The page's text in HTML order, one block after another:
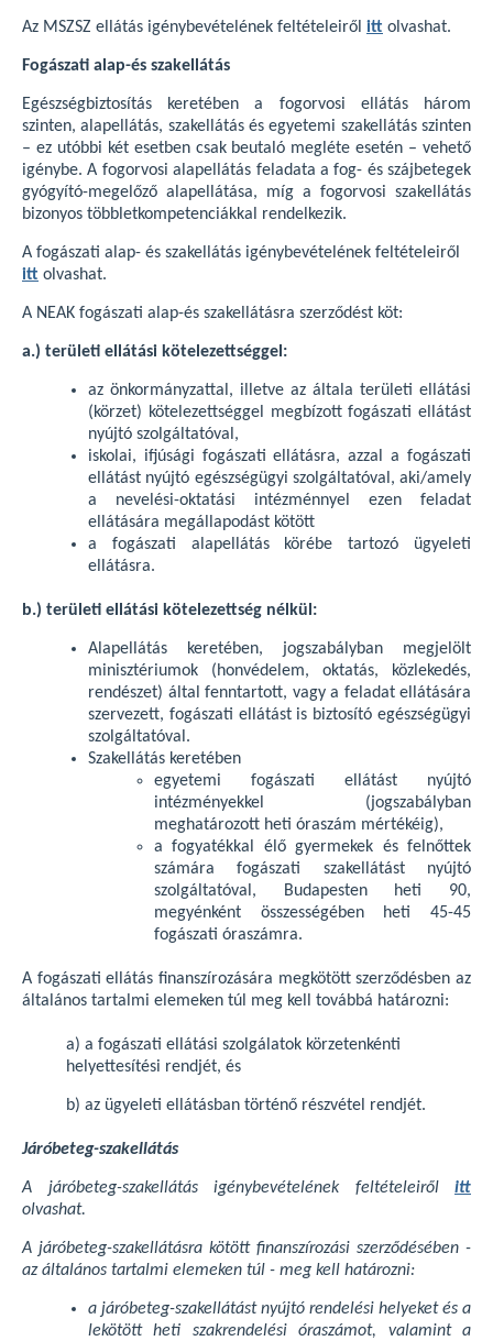
Az MSZSZ ellátás igénybevételének feltételeiről itt olvashat.
Fogászati alap-és szakellátás
Egészségbiztosítás keretében a fogorvosi ellátás három
szinten, alapellátás, szakellátás és egyetemi szakellátás szinten
– ez utóbbi két esetben csak beutaló megléte esetén – vehető
igénybe. A fogorvosi alapellátás feladata a fog- és szájbetegek
gyógyító-megelőző alapellátása, míg a fogorvosi szakellátás
bizonyos többletkompetenciákkal rendelkezik.
A fogászati alap- és szakellátás igénybevételének feltételeiről
itt olvashat.
A NEAK fogászati alap-és szakellátásra szerződést köt:
a.) területi ellátási kötelezettséggel:
az önkormányzattal, illetve az általa területi ellátási
(körzet) kötelezettséggel megbízott fogászati ellátást
nyújtó szolgáltatóval,
iskolai, ifjúsági fogászati ellátásra, azzal a fogászati
ellátást nyújtó egészségügyi szolgáltatóval, aki/amely
a nevelési-oktatási intézménnyel ezen feladat
ellátására megállapodást kötött
a fogászati alapellátás körébe tartozó ügyeleti
ellátásra.
b.) területi ellátási kötelezettség nélkül:
Alapellátás keretében, jogszabályban megjelölt
minisztériumok (honvédelem, oktatás, közlekedés,
rendészet) által fenntartott, vagy a feladat ellátására
szervezett, fogászati ellátást is biztosító egészségügyi
szolgáltatóval.
Szakellátás keretében
egyetemi fogászati ellátást nyújtó
intézményekkel (jogszabályban
meghatározott heti óraszám mértékéig),
a fogyatékkal élő gyermekek és felnőttek
számára fogászati szakellátást nyújtó
szolgáltatóval, Budapesten heti 90,
megyénként összességében heti 45-45
fogászati óraszámra.
A fogászati ellátás finanszírozására megkötött szerződésben az
általános tartalmi elemeken túl meg kell továbbá határozni:
a) a fogászati ellátási szolgálatok körzetenkénti
helyettesítési rendjét, és
b) az ügyeleti ellátásban történő részvétel rendjét.
Járóbeteg-szakellátás
A járóbeteg-szakellátás igénybevételének feltételeiről itt
olvashat.
A járóbeteg-szakellátásra kötött finanszírozási szerződésében -
az általános tartalmi elemeken túl - meg kell határozni:
a járóbeteg-szakellátást nyújtó rendelési helyeket és a
lekötött heti szakrendelési óraszámot, valamint a